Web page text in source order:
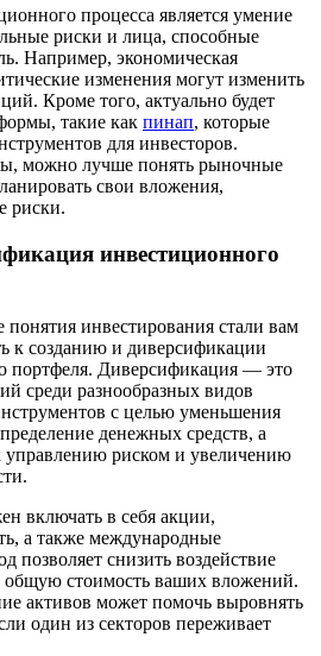
процесса является умение
риски и лица, способные
Например, экономическая
изменения могут изменить
Кроме того, актуально будет
такие как пинап, которые
для инвесторов.
можно лучше понять рыночные
свои вложения,
риски.
инвестиционного
инвестирования стали вам
к созданию и диверсификации
портфеля. Диверсификация — это
среди разнообразных видов
с целью уменьшения
денежных средств, а
управлению риском и увеличению
включать в себя акции,
а также международные
позволяет снизить воздействие
общую стоимость ваших вложений.
активов может помочь выровнять
один из секторов переживает